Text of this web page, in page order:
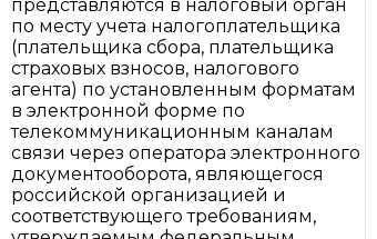
представляются в налоговый орган
по месту учета налогоплательщика
(плательщика сбора, плательщика
страховых взносов, налогового
агента) по установленным форматам
в электронной форме по
телекоммуникационным каналам
связи через оператора электронного
документооборота, являющегося
российской организацией и
соответствующего требованиям,